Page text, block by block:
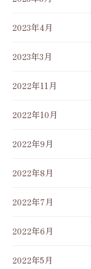
2023年4月
2023年3月
2022年11月
2022年10月
2022年9月
2022年8月
2022年7月
2022年6月
2022年5月